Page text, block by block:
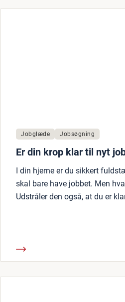
Jobglæde Jobsøgning
Er din krop klar til nyt
I din hjerne er du sikkert
skal bare have jobbet. Men
Udstråler den også, at du er